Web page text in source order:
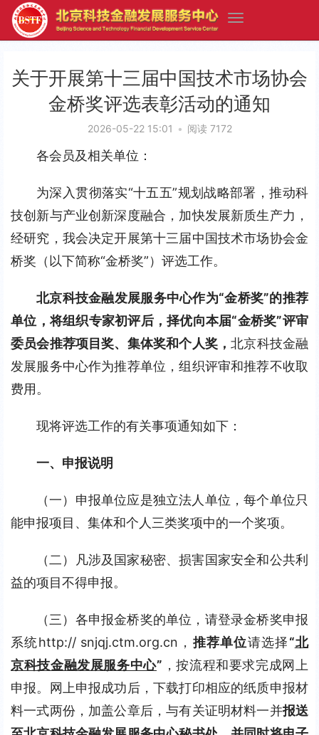
关于开展第十三届中国技术市场协会
金桥奖评选表彰活动的通知
2026-05-22 15:01 • 阅读 7172
各会员及相关单位：
为深入贯彻落实“十五五”规划战略部署，推动科
技创新与产业创新深度融合，加快发展新质生产力，
经研究，我会决定开展第十三届中国技术市场协会金
桥奖（以下简称“金桥奖”）评选工作。
北京科技金融发展服务中心作为“金桥奖”的推荐
单位，将组织专家初评后，择优向本届“金桥奖”评审
委员会推荐项目奖、 集体奖和个人奖，北京科技金融
发展服务中心作为推荐单位，组织评审和推荐不收取
费用。
现将评选工作的有关事项通知如下：
一、 申报说明
（一）申报单位应是独立法人单位，每个单位只
能申报项目、集体和个人三类奖项中的一个奖项。
（二）凡涉及国家秘密、损害国家安全和公共利
益的项目不得申报。
（三）各申报金桥奖的单位，请登录金桥奖申报
系统http:// snjqj.ctm.org.cn， 推荐单位请选择“北
京科技金融发展服务中心” ，按流程和要求完成网上
申报。网上申报成功后，下载打印相应的纸质申报材
料一式两份，加盖公章后，与有关证明材料一并报送